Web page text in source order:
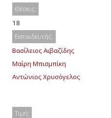
Θέσεις:
18
Εκπαιδευτής:
Βασίλειος Αιβαζίδης
Μαίρη Μπισμπίκη
Αντώνιος Χρυσόγελος
Τιμή: